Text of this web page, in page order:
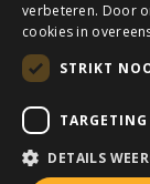
VOLG
Algemene
verbeteren. Door
cookies in
STRIKT
TARGETING
DETAILS